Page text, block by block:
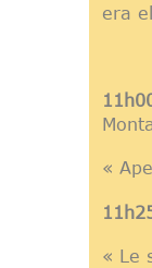
era
«
« Le